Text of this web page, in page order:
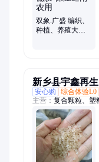
双象.广盛 编织、
种植、养殖大棚
新乡县宇鑫再
安心购
综合体验L0
主营： 复合颗粒、塑
加厚铲板防潮垫